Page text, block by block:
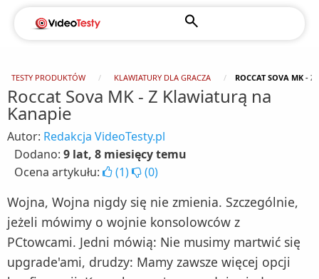
TESTY PRODUKTÓW KLAWIATURY DLA GRACZA ROCCAT SOVA MK -
Roccat Sova MK - Z Klawiaturą na
Kanapie
Autor: Redakcja VideoTesty.pl
Dodano: 9 lat, 8 miesięcy temu
Ocena artykułu:
(1) (0)
Wojna, Wojna nigdy się nie zmienia. Szczególnie,
jeżeli mówimy o wojnie konsolowców z
PCtowcami. Jedni mówią: Nie musimy martwić się
upgrade'ami, drudzy: Mamy zawsze więcej opcji